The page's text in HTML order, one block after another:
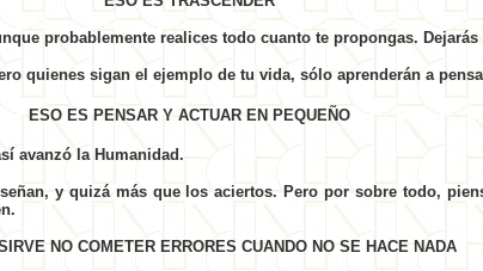
probablemente realices todo cuanto te propongas.
quienes sigan el ejemplo de tu vida, sólo aprenderán a
ESO ES PENSAR Y ACTUAR EN PEQUEÑO
avanzó la Humanidad.
y quizá más que los aciertos. Pero por sobre todo,
NO COMETER ERRORES CUANDO NO SE HACE NADA